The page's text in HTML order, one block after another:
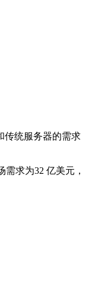
传统服务器的需求
求为32 亿美元，